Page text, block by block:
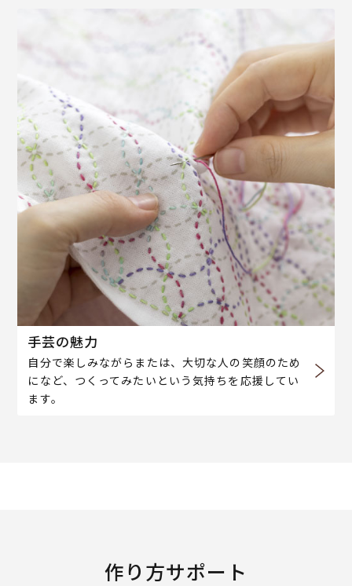
手芸の魅力
自分で楽しみながらまたは、大切な人の笑顔のため
になど、つくってみたいという気持ちを応援してい
ます。
作り方サポート